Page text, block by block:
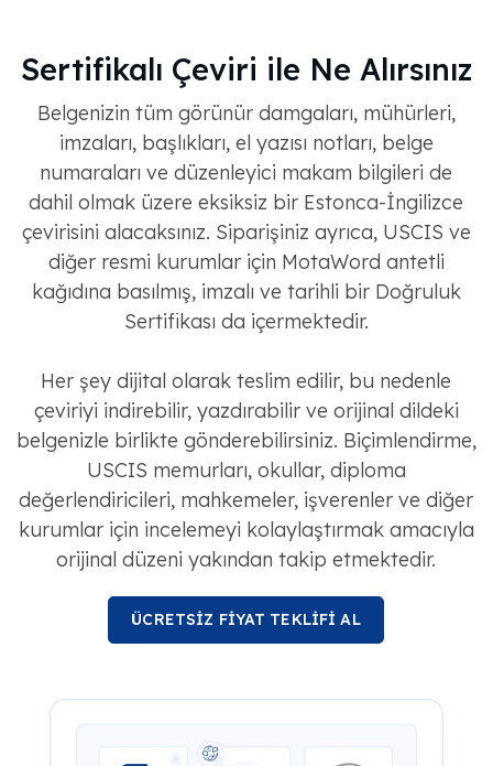
Sertifikalı Çeviri ile Ne Alırsınız
Belgenizin tüm görünür damgaları, mühürleri,
imzaları, başlıkları, el yazısı notları, belge
numaraları ve düzenleyici makam bilgileri de
dahil olmak üzere eksiksiz bir Estonca-İngilizce
çevirisini alacaksınız. Siparişiniz ayrıca, USCIS ve
diğer resmi kurumlar için MotaWord antetli
kağıdına basılmış, imzalı ve tarihli bir Doğruluk
Sertifikası da içermektedir.
Her şey dijital olarak teslim edilir, bu nedenle
çeviriyi indirebilir, yazdırabilir ve orijinal dildeki
belgenizle birlikte gönderebilirsiniz. Biçimlendirme,
USCIS memurları, okullar, diploma
değerlendiricileri, mahkemeler, işverenler ve diğer
kurumlar için incelemeyi kolaylaştırmak amacıyla
orijinal düzeni yakından takip etmektedir.
ÜCRETSİZ FİYAT TEKLİFİ AL